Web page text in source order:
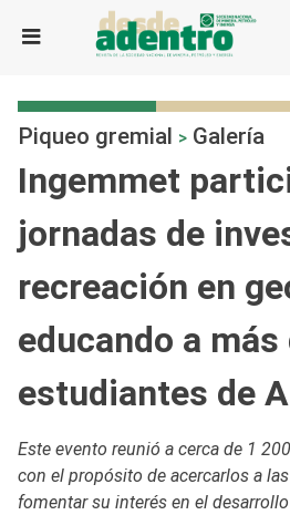
Piqueo gremial > Galería
Ingemmet
jornadas de
recreación en
educando a más
estudiantes de
Este evento reunió a cerca de 1
con el propósito de acercarlos a
fomentar su interés en el